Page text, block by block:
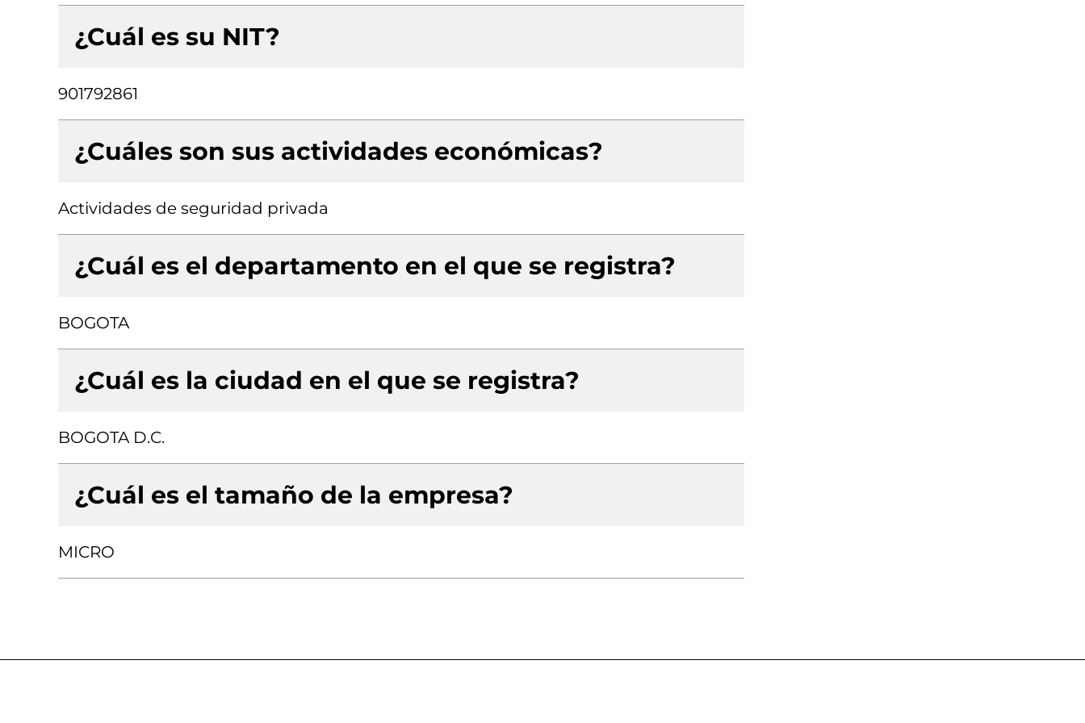
¿Cuál es su NIT?
901792861
¿Cuáles son sus actividades económicas?
Actividades de seguridad privada
¿Cuál es el departamento en el que se registra?
BOGOTA
¿Cuál es la ciudad en el que se registra?
BOGOTA D.C.
¿Cuál es el tamaño de la empresa?
MICRO